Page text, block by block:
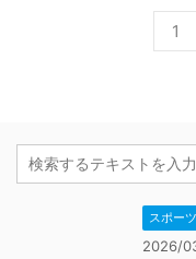
1
スポー
2026/